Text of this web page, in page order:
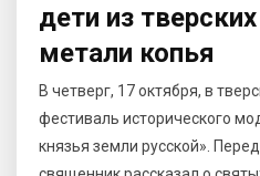
дети из
метали копья
В четверг, 17 октября, в
фестиваль исторического
князья земли русской».